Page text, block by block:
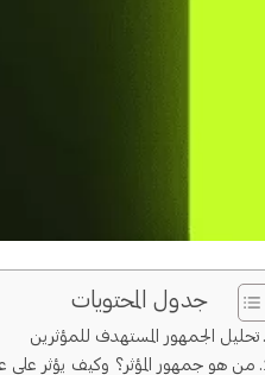
جدول المحتويات
تحليل الجمهور المستهدف للمؤثرين
من هو جمهور المؤثر؟ وكيف يؤثر على